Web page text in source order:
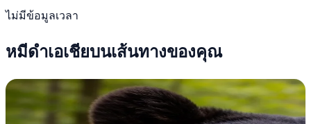
ไม่มีข้อมูลเวลา
หมีดำเอเชียบนเส้นทางของคุณ